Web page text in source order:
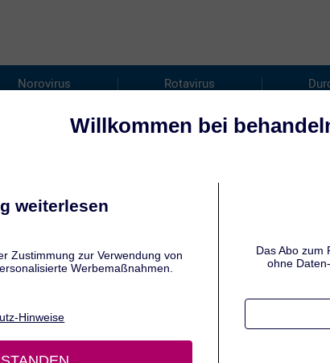
Norovirus Rotavirus
WAS HILFT GEGEN DURCHFALL?
Stand: 31.07.26